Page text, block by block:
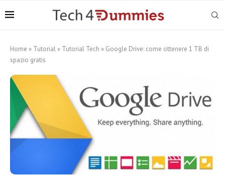
Home » Tutorial » Tutorial Tech » Google Drive: come ottenere 1 TB di
spazio gratis